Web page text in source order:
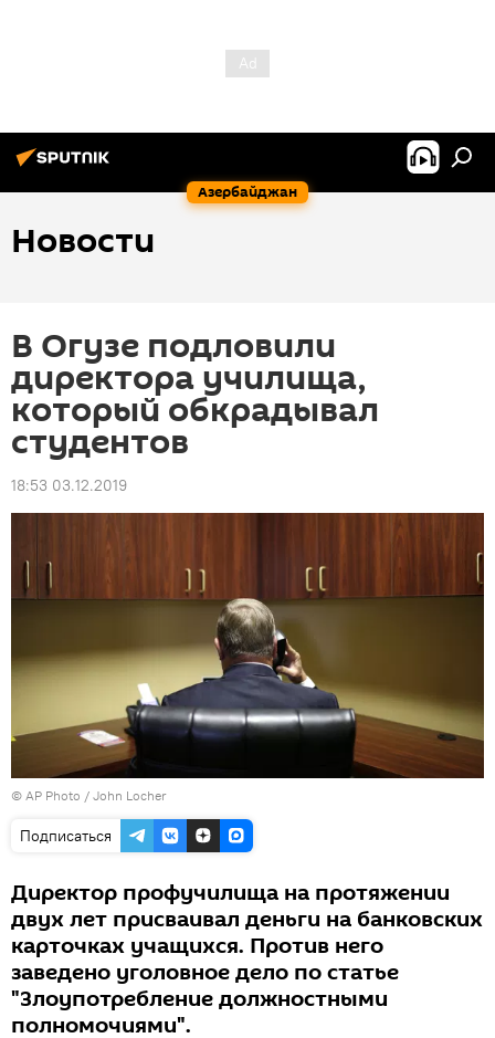
Азербайджан
Новости
В Огузе подловили
директора училища,
который обкрадывал
студентов
18:53 03.12.2019
© AP Photo / John Locher
Подписаться
Директор профучилища на протяжении
двух лет присваивал деньги на банковских
карточках учащихся. Против него
заведено уголовное дело по статье
"Злоупотребление должностными
полномочиями".